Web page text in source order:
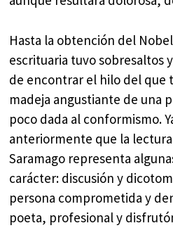
Hasta la obtención del
escrituaria tuvo sobresaltos
de encontrar el hilo del que
madeja angustiante de una
poco dada al conformismo.
anteriormente que la
Saramago representa
carácter: discusión y
persona comprometida y
poeta, profesional y